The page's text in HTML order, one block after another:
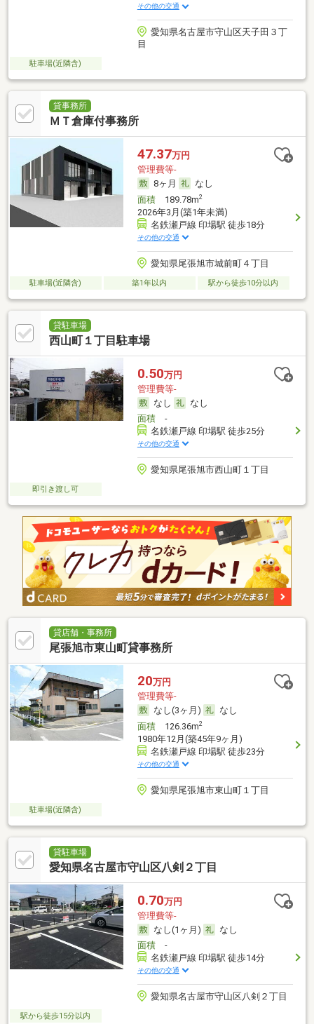
その他の交通
愛知県名古屋市守山区天子田３丁
目
駐車場(近隣含)
貸事務所
ＭＴ倉庫付事務所
47.37万円
管理費等-
8ヶ月
なし
面積189.78m2
2026年3月(築1年未満)
名鉄瀬戸線 印場駅 徒歩18分
その他の交通
愛知県尾張旭市城前町４丁目
駐車場(近隣含) 築1年以内 駅から徒歩10分以内
貸駐車場
西山町１丁目駐車場
0.50万円
管理費等-
なし
なし
面積-
名鉄瀬戸線 印場駅 徒歩25分
その他の交通
愛知県尾張旭市西山町１丁目
即引き渡し可
貸店舗・事務所
尾張旭市東山町貸事務所
20万円
管理費等-
なし(3ヶ月)
なし
面積126.36m2
1980年12月(築45年9ヶ月)
名鉄瀬戸線 印場駅 徒歩23分
その他の交通
愛知県尾張旭市東山町１丁目
駐車場(近隣含)
貸駐車場
愛知県名古屋市守山区八剣２丁目
0.70万円
管理費等-
なし(1ヶ月)
なし
面積-
名鉄瀬戸線 印場駅 徒歩14分
その他の交通
愛知県名古屋市守山区八剣２丁目
駅から徒歩15分以内